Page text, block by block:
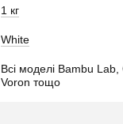
1 кг
White
Всі моделі Bambu Lab,
Voron тощо